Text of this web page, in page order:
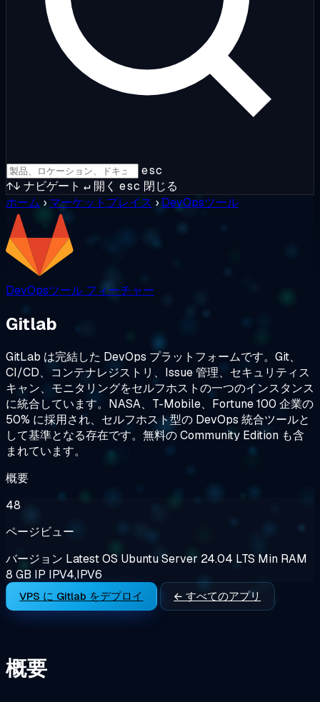
esc
↑↓ ナビゲート ↵ 開く esc 閉じる
ホーム › マーケットプレイス › DevOpsツール
DevOpsツール フィーチャー
Gitlab
GitLab は完結した DevOps プラットフォームです。Git、
CI/CD、コンテナレジストリ、Issue 管理、セキュリティス
キャン、モニタリングをセルフホストの一つのインスタンス
に統合しています。NASA、T-Mobile、Fortune 100 企業の
50% に採用され、セルフホスト型の DevOps 統合ツールと
して基準となる存在です。無料の Community Edition も含
まれています。
概要
48
ページビュー
バージョン LatestOS Ubuntu Server 24.04 LTS Min RAM
8 GB IP IPV4,IPV6
VPS に Gitlab をデプロイ ← すべてのアプリ
概要